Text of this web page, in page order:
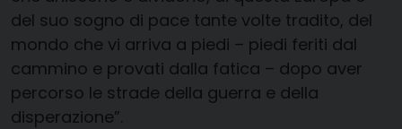
del suo sogno di pace tante volte tradito, del
mondo che vi arriva a piedi – piedi feriti dal
cammino e provati dalla fatica – dopo aver
percorso le strade della guerra e della
disperazione”.